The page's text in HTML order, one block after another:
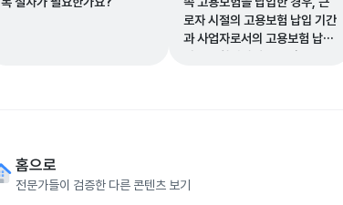
로자 시절의 고용보험 납입 기간
과 사업자로서의 고용보험 납입
기간을 합산하여 인정받을 수 있
홈으로
전문가들이 검증한 다른 콘텐츠 보기